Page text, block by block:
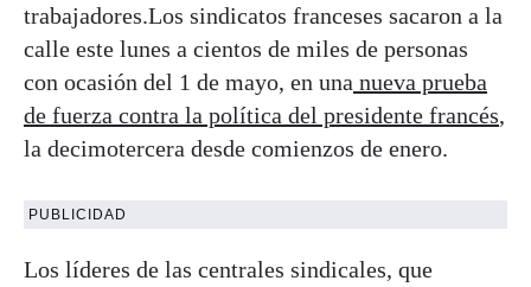
trabajadores.Los sindicatos franceses sacaron a la
calle este lunes a cientos de miles de personas
con ocasión del 1 de mayo, en una nueva prueba
de fuerza contra la política del presidente francés,
la decimotercera desde comienzos de enero.
PUBLICIDAD
Los líderes de las centrales sindicales, que